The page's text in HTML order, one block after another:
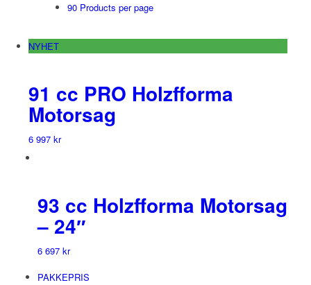
90 Products per page
NYHET
91 cc PRO Holzfforma
Motorsag
6 997 kr
93 cc Holzfforma Motorsag
– 24″
6 697 kr
PAKKEPRIS